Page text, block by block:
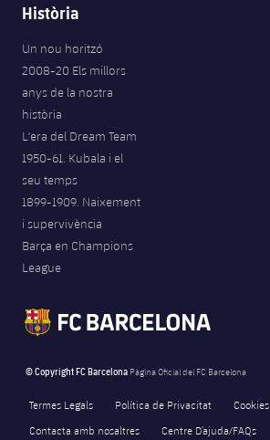
Història
Un nou horitzó
2008-20 Els millors
anys de la nostra
història
L'era del Dream Team
1950-61. Kubala i el
seu temps
1899-1909. Naixement
i supervivència
Barça en Champions
League
© Copyright FC Barcelona Pàgina Oficial del FC Barcelona
Termes Legals Política de Privacitat Cookies
Contacta amb nosaltres
Centre D’ajuda/FAQs